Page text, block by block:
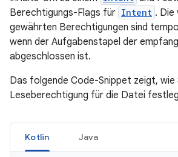
Berechtigungs-Flags für Intent . Die
gewährten Berechtigungen sind
wenn der Aufgabenstapel der
abgeschlossen ist.
Das folgende Code-Snippet zeigt, wie
Leseberechtigung für die Datei
Kotlin Java